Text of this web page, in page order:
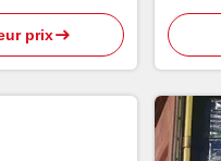
95%
prix